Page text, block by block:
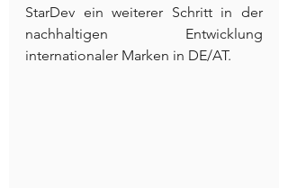
StarDev ein weiterer Schritt in der
nachhaltigen Entwicklung
internationaler Marken in DE/AT.